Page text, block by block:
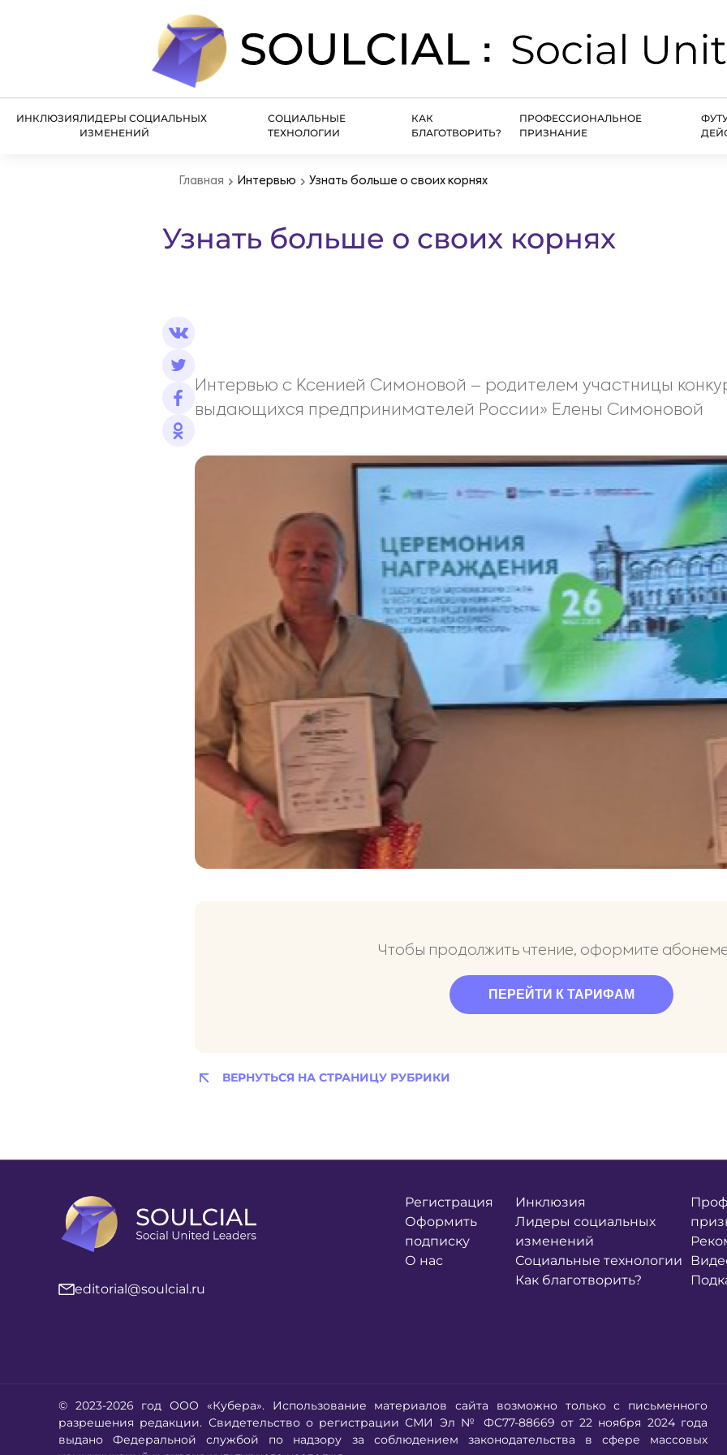
ИНКЛЮЗИЯЛИДЕРЫ СОЦИАЛЬНЫХ
ИЗМЕНЕНИЙ
СОЦИАЛЬНЫЕ
ТЕХНОЛОГИИ
КАК
БЛАГОТВОРИТЬ?
ПРОФЕССИОНАЛЬНОЕ
ПРИЗНАНИЕ
Главная Интервью Узнать больше о своих корнях
Узнать больше о своих корнях
Интервью с Ксенией Симоновой – родителем участницы
выдающихся предпринимателей России» Елены Симоновой
Чтобы продолжить чтение, оформите
ПЕРЕЙТИ К ТАРИФАМ
ВЕРНУТЬСЯ НА СТРАНИЦУ РУБРИКИ
editorial@soulcial.ru
Регистрация
Оформить
подписку
О нас
Инклюзия
Лидеры социальных
изменений
Социальные технологии
Как благотворить?
© 2023-2026 год ООО «Кубера». Использование материалов сайта возможно только с письменного
разрешения редакции. Свидетельство о регистрации СМИ Эл № ФС77-88669 от 22 ноября 2024 года
выдано Федеральной службой по надзору за соблюдением законодательства в сфере массовых